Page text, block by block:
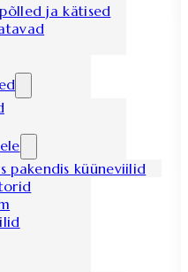
ja kätised
pakendis küüneviilid